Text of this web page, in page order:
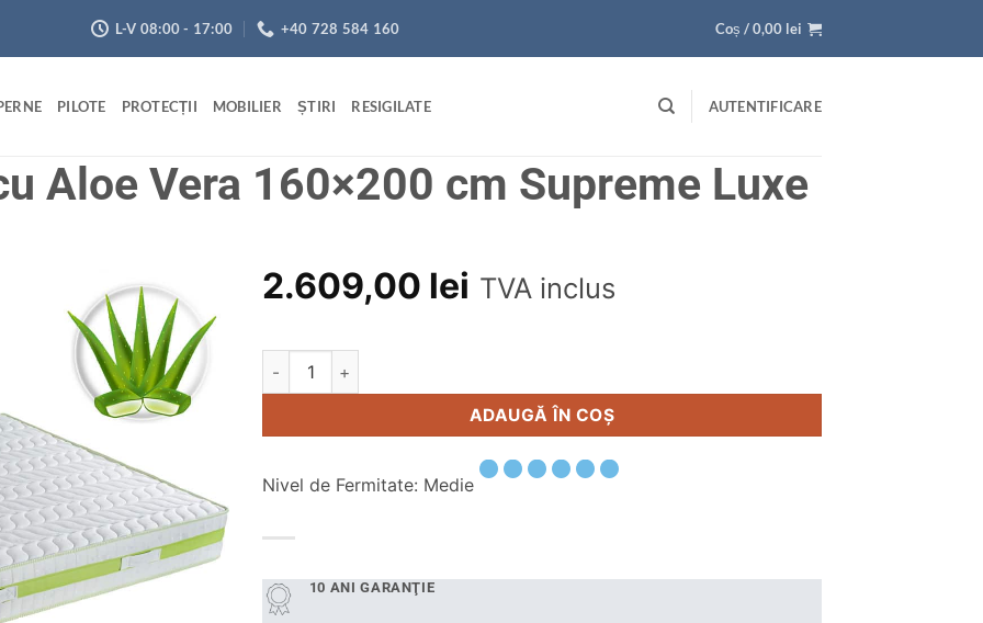
L-V 08:00 - 17:00 +40 728 584 160 Coș /0,00 lei
PILOTE PROTECȚII MOBILIER ȘTIRI RESIGILATE AUTENTIFICARE
Aloe Vera 160×200 cm Supreme Luxe
Adaugă
în
wishlist
2.609,00 lei TVA inclus
Cantitate Saltea memory cu Aloe Vera 160x200 cm Supreme Luxe
ADAUGĂ ÎN COȘ
Alternative:
Nivel de Fermitate: Medie
10 ANI GARANŢIE